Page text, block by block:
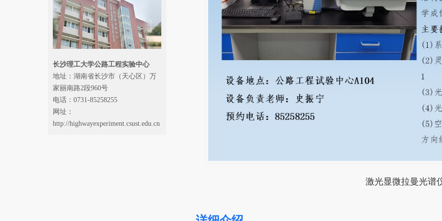
长沙理工大学公路工程实验中心
地址：湖南省长沙市（天心区）万
家丽南路2段960号
电话：0731-85258255
网址：
http://highwayexperiment.csust.edu.cn
激光显微拉曼光谱